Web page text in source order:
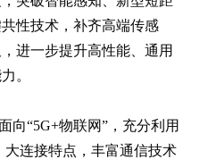
性技术，补齐高端传感
进一步提升高性能、通用
。
向“5G+物联网”，充分利用
连接特点，丰富通信技术